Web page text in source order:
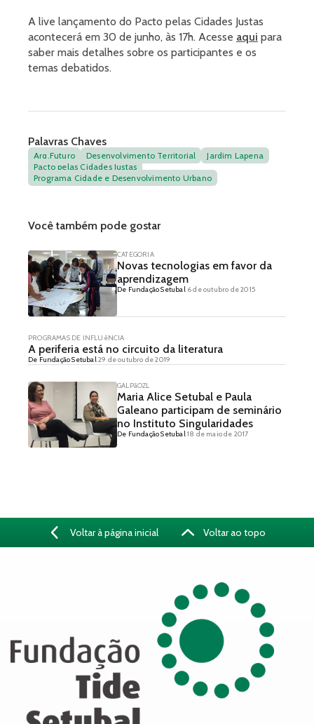
A live lançamento do Pacto pelas Cidades Justas
acontecerá em 30 de junho, às 17h. Acesse aqui para
saber mais detalhes sobre os participantes e os
temas debatidos.
Palavras Chaves
Arq.Futuro Desenvolvimento Territorial
Jardim Lapena
Pacto pelas Cidades Justas
Programa Cidade e Desenvolvimento Urbano
Você também pode gostar
CATEGORIA
Novas tecnologias em favor da
aprendizagem
De Fundação Setubal6 de outubro de 2015
PROGRAMAS DE INFLUêNCIA
A periferia está no circuito da literatura
De Fundação Setubal29 de outubro de 2019
GALPãOZL
Maria Alice Setubal e Paula
Galeano participam de seminário
no Instituto Singularidades
De Fundação Setubal18 de maio de 2017
Voltar à página inicial Voltar ao topo